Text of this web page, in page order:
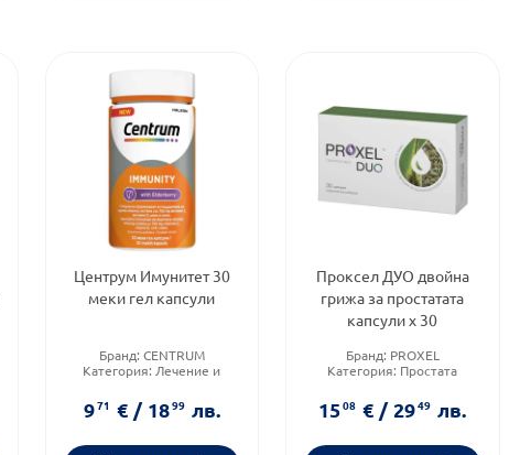
Центрум Имунитет 30
меки гел капсули
Бранд: CENTRUM
Категория:Лечение и
Форма на продукта:
971 € / 1899 лв.
Проксел ДУО двойна
грижа за простатата
капсули х 30
Бранд: PROXEL
Категория: Простата
1508 € / 2949 лв.